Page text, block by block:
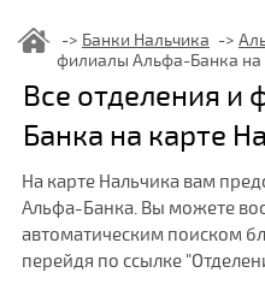
курс от
Выберите
действие:
Банки Нальчика
филиалы Альфа-Банка на
Все отделения и
Банка на карте
На карте Нальчика вам
Альфа-Банка. Вы можете
автоматическим поиском
перейдя по ссылке